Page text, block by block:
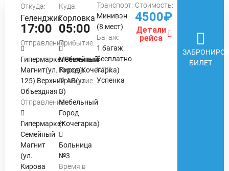
Откуда:
Геленджик
17:00
Отправление:
ГипермаркетСемейный
Магнит(ул. Кирова
125) Верхний АВ(ул.
Объездная 3)
Отправление:
Гипермаркет
Семейный
Магнит
(ул.
Кирова
Куда:
Горловка
05:00
Прибытие:
Мебельный
Город(Кочегарка)
Прибытие:
Мебельный
Город
(Кочегарка)
Больница
№3
Время в
Транспорт:
Минивэн
(8 мест)
Багаж:
1 багаж
бесплатно
КПП:
Успенка
Стоимость:
4500₽
Детали
рейса
БИЛЕТ